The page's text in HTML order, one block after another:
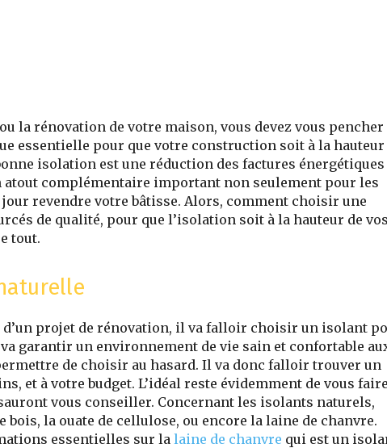
la rénovation de votre maison, vous devez vous pencher
essentielle pour que votre construction soit à la hauteur
isolation est une réduction des factures énergétiques
atout complémentaire important non seulement pour les
revendre votre bâtisse. Alors, comment choisir une
de qualité, pour que l’isolation soit à la hauteur de
tout.
d’un projet de rénovation, il va falloir choisir un isolant
garantir un environnement de vie sain et confortable
de choisir au hasard. Il va donc falloir trouver un
et à votre budget. L’idéal reste évidemment de vous
vous conseiller. Concernant les isolants naturels,
la ouate de cellulose, ou encore la laine de chanvre.
essentielles sur la laine de chanvre qui est un